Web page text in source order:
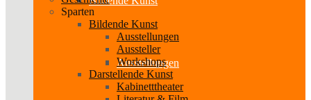
Ausstellungen
Sparten
Bildende Kunst
Ausstellungen
Aussteller
Workshops
Darstellende Kunst
Kabinetttheater